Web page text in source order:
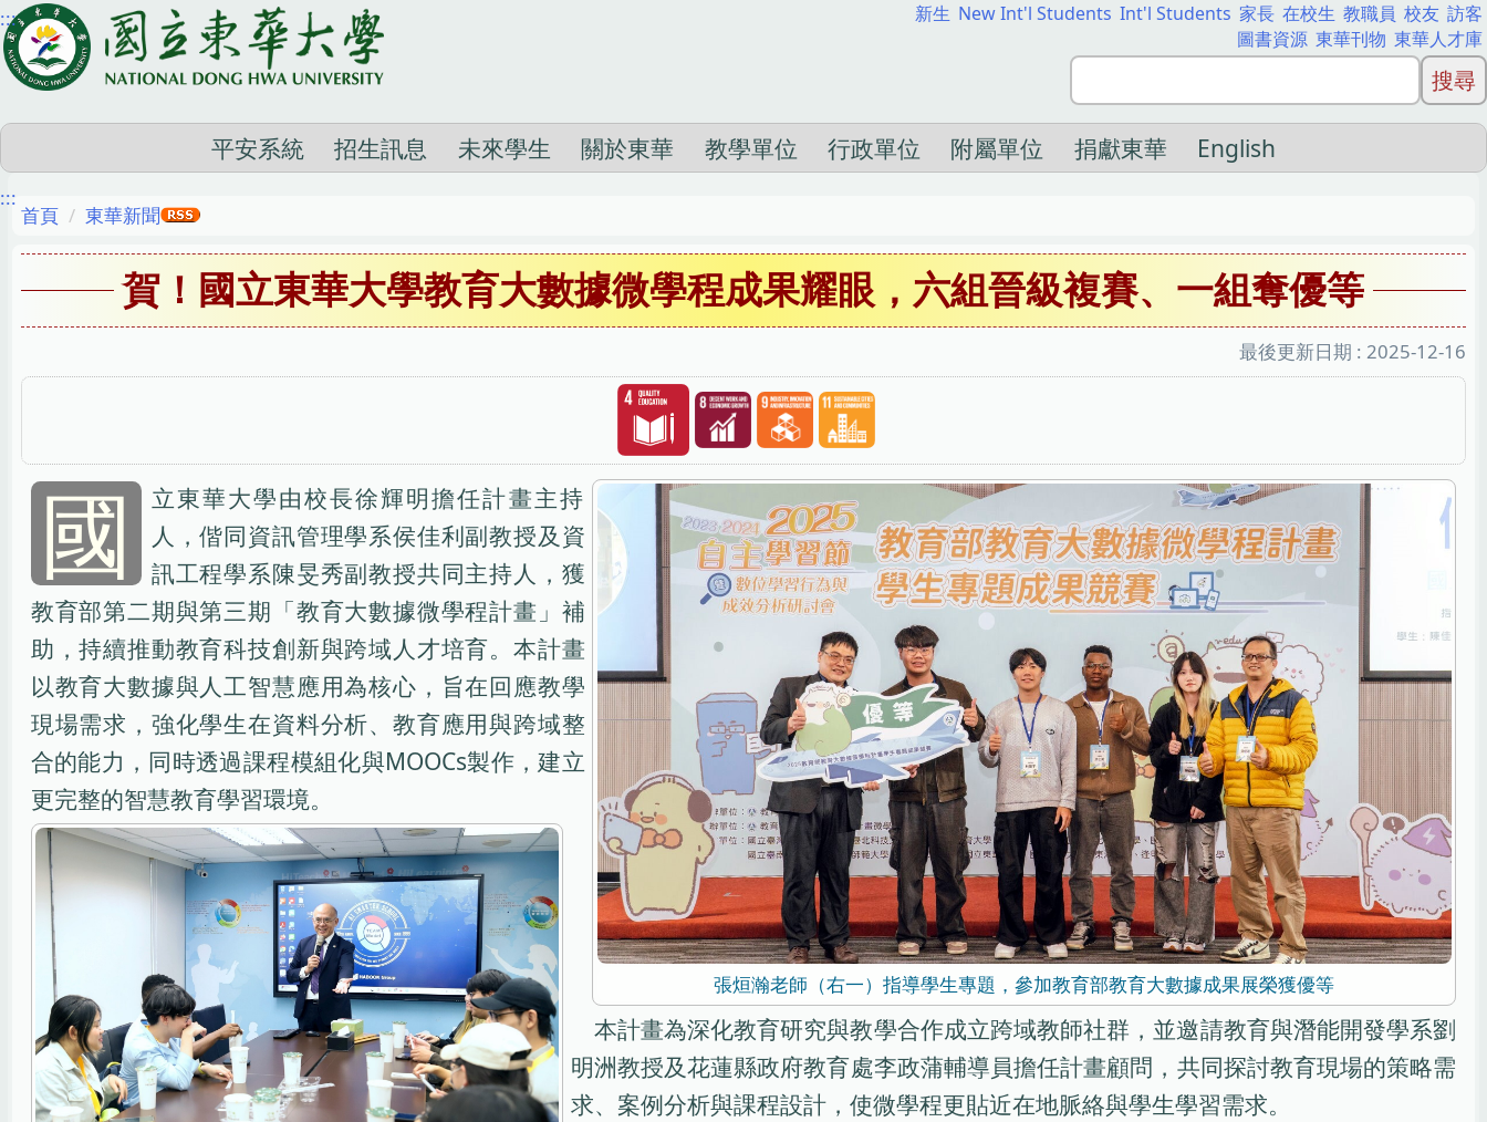
跳
到
主
容
區
::: 新生 New Int'l Students Int'l Students 家長 在校生 教職員 校友 訪客
圖書資源 東華刊物 東華人才庫
平安系統 招生訊息 未來學生 關於東華 教學單位 行政單位 附屬單位 捐獻東華 English
:::
首頁 東華新聞
賀！國立東華大學教育大數據微學程成果耀眼，六組晉級複賽、一組奪優等
最後更新日期 : 2025-12-16
張烜瀚老師（右一）指導學生專題，參加教育部教育大數據成果展榮獲優等
國
立東華大學由校長徐輝明擔任計畫主持
人，偕同資訊管理學系侯佳利副教授及資
訊工程學系陳旻秀副教授共同主持人，獲
教育部第二期與第三期「教育大數據微學程計畫」補
助，持續推動教育科技創新與跨域人才培育。本計畫
以教育大數據與人工智慧應用為核心，旨在回應教學
現場需求，強化學生在資料分析、教育應用與跨域整
合的能力，同時透過課程模組化與MOOCs製作，建立
更完整的智慧教育學習環境。
本計畫為深化教育研究與教學合作成立跨域教師社群，並邀請教育與潛能開發學系劉
明洲教授及花蓮縣政府教育處李政蒲輔導員擔任計畫顧問，共同探討教育現場的策略需
求、案例分析與課程設計，使微學程更貼近在地脈絡與學生學習需求。